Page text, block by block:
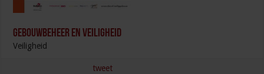
Gebouwbeheer en veiligheid
Veiligheid
tweet